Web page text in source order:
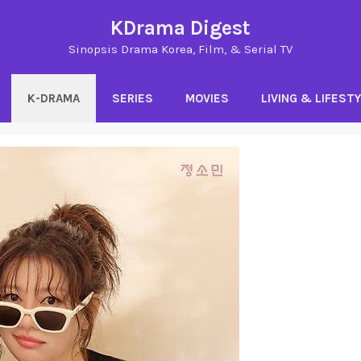
KDrama Digest
Sinopsis Drama Korea, Film, & Serial TV
K-DRAMA SERIES MOVIES LIVING &